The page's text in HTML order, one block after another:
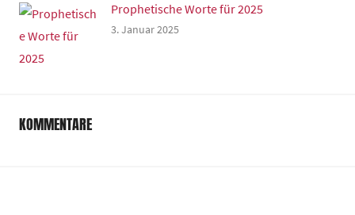
Prophetische Worte für 2025
3. Januar 2025
KOMMENTARE